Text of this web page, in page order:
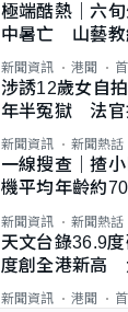
極端酷熱｜六
中暑亡 山藝教
足
新聞資訊 港聞
涉誘12歲女自
年半冤獄 法官
新聞資訊 新聞熱話
一線搜查｜揸
機平均年齡約
直揸落去
新聞資訊 新聞熱話
天文台錄36.9
度創全港新高
新聞資訊 港聞